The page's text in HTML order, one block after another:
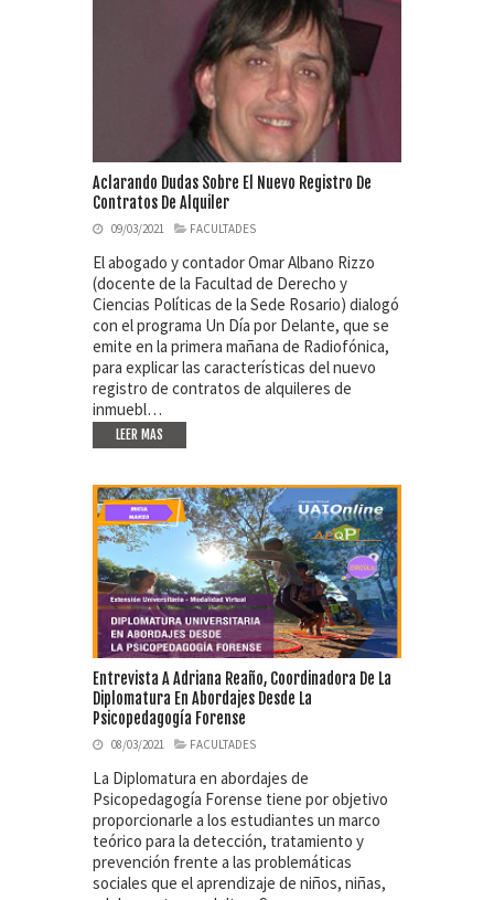
Aclarando Dudas Sobre El Nuevo Registro De
Contratos De Alquiler
09/03/2021 FACULTADES
El abogado y contador Omar Albano Rizzo
(docente de la Facultad de Derecho y
Ciencias Políticas de la Sede Rosario) dialogó
con el programa Un Día por Delante, que se
emite en la primera mañana de Radiofónica,
para explicar las características del nuevo
registro de contratos de alquileres de
inmuebl…
LEER MAS
Entrevista A Adriana Reaño, Coordinadora De La
Diplomatura En Abordajes Desde La
Psicopedagogía Forense
08/03/2021 FACULTADES
La Diplomatura en abordajes de
Psicopedagogía Forense tiene por objetivo
proporcionarle a los estudiantes un marco
teórico para la detección, tratamiento y
prevención frente a las problemáticas
sociales que el aprendizaje de niños, niñas,